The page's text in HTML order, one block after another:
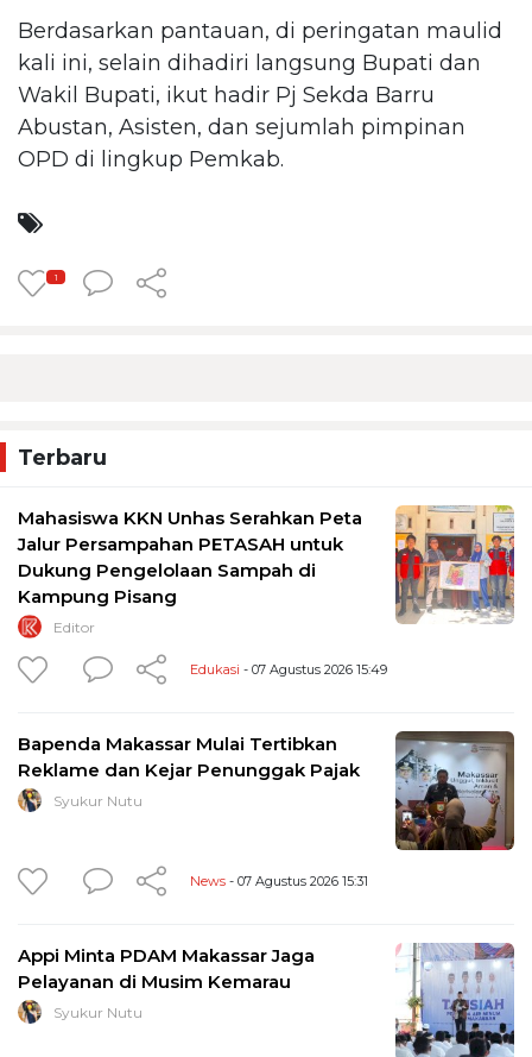
Berdasarkan pantauan, di peringatan maulid
kali ini, selain dihadiri langsung Bupati dan
Wakil Bupati, ikut hadir Pj Sekda Barru
Abustan, Asisten, dan sejumlah pimpinan
OPD di lingkup Pemkab.
1
Terbaru
Mahasiswa KKN Unhas Serahkan Peta
Jalur Persampahan PETASAH untuk
Dukung Pengelolaan Sampah di
Kampung Pisang
Editor
Edukasi - 07 Agustus 2026 15:49
Bapenda Makassar Mulai Tertibkan
Reklame dan Kejar Penunggak Pajak
Syukur Nutu
News - 07 Agustus 2026 15:31
Appi Minta PDAM Makassar Jaga
Pelayanan di Musim Kemarau
Syukur Nutu